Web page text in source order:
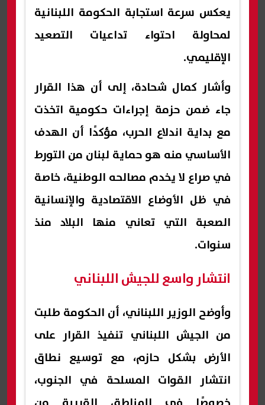
يعكس سرعة استجابة الحكومة اللبنانية
لمحاولة احتواء تداعيات التصعيد
الإقليمي.
وأشار كمال شحادة، إلى أن هذا القرار
جاء ضمن حزمة إجراءات حكومية اتخذت
مع بداية اندلاع الحرب، مؤكدًا أن الهدف
الأساسي منه هو حماية لبنان من التورط
في صراع لا يخدم مصالحه الوطنية، خاصة
في ظل الأوضاع الاقتصادية والإنسانية
الصعبة التي تعاني منها البلاد منذ
سنوات.
انتشار واسع للجيش اللبناني
وأوضح الوزير اللبناني، أن الحكومة طلبت
من الجيش اللبناني تنفيذ القرار على
الأرض بشكل حازم، مع توسيع نطاق
انتشار القوات المسلحة في الجنوب،